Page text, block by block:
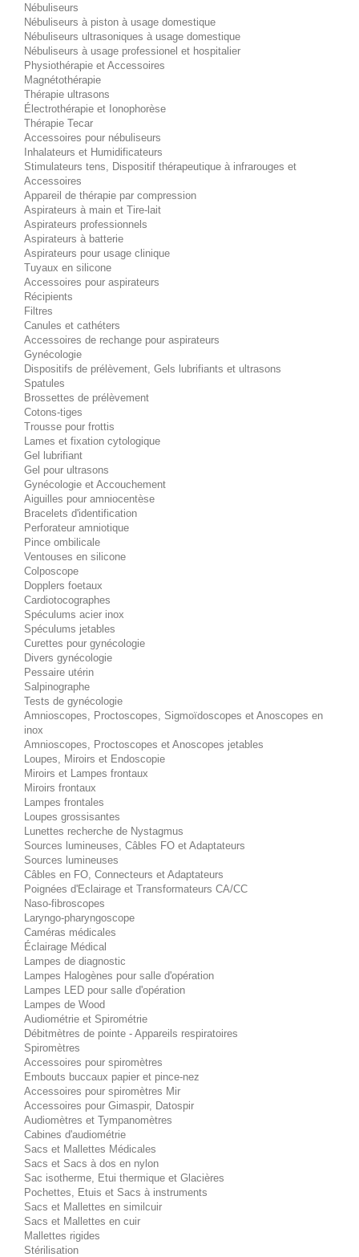
Nébuliseurs
Nébuliseurs à piston à usage domestique
Nébuliseurs ultrasoniques à usage domestique
Nébuliseurs à usage professionel et hospitalier
Physiothérapie et Accessoires
Magnétothérapie
Thérapie ultrasons
Électrothérapie et Ionophorèse
Thérapie Tecar
Accessoires pour nébuliseurs
Inhalateurs et Humidificateurs
Stimulateurs tens, Dispositif thérapeutique à infrarouges et
Accessoires
Appareil de thérapie par compression
Aspirateurs à main et Tire-lait
Aspirateurs professionnels
Aspirateurs à batterie
Aspirateurs pour usage clinique
Tuyaux en silicone
Accessoires pour aspirateurs
Récipients
Filtres
Canules et cathéters
Accessoires de rechange pour aspirateurs
Gynécologie
Dispositifs de prélèvement, Gels lubrifiants et ultrasons
Spatules
Brossettes de prélèvement
Cotons-tiges
Trousse pour frottis
Lames et fixation cytologique
Gel lubrifiant
Gel pour ultrasons
Gynécologie et Accouchement
Aiguilles pour amniocentèse
Bracelets d'identification
Perforateur amniotique
Pince ombilicale
Ventouses en silicone
Colposcope
Dopplers foetaux
Cardiotocographes
Spéculums acier inox
Spéculums jetables
Curettes pour gynécologie
Divers gynécologie
Pessaire utérin
Salpinographe
Tests de gynécologie
Amnioscopes, Proctoscopes, Sigmoïdoscopes et Anoscopes en
inox
Amnioscopes, Proctoscopes et Anoscopes jetables
Loupes, Miroirs et Endoscopie
Miroirs et Lampes frontaux
Miroirs frontaux
Lampes frontales
Loupes grossisantes
Lunettes recherche de Nystagmus
Sources lumineuses, Câbles FO et Adaptateurs
Sources lumineuses
Câbles en FO, Connecteurs et Adaptateurs
Poignées d'Eclairage et Transformateurs CA/CC
Naso-fibroscopes
Laryngo-pharyngoscope
Caméras médicales
Éclairage Médical
Lampes de diagnostic
Lampes Halogènes pour salle d'opération
Lampes LED pour salle d'opération
Lampes de Wood
Audiométrie et Spirométrie
Débitmètres de pointe - Appareils respiratoires
Spiromètres
Accessoires pour spiromètres
Embouts buccaux papier et pince-nez
Accessoires pour spiromètres Mir
Accessoires pour Gimaspir, Datospir
Audiomètres et Tympanomètres
Cabines d'audiométrie
Sacs et Mallettes Médicales
Sacs et Sacs à dos en nylon
Sac isotherme, Etui thermique et Glacières
Pochettes, Etuis et Sacs à instruments
Sacs et Mallettes en similcuir
Sacs et Mallettes en cuir
Mallettes rigides
Stérilisation